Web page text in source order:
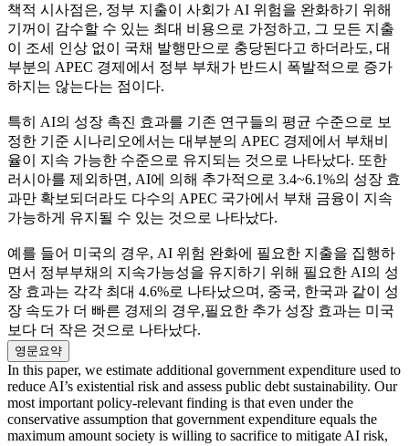
책적 시사점은, 정부 지출이 사회가 AI 위험을 완화하기 위해
기꺼이 감수할 수 있는 최대 비용으로 가정하고, 그 모든 지출
이 조세 인상 없이 국채 발행만으로 충당된다고 하더라도, 대
부분의 APEC 경제에서 정부 부채가 반드시 폭발적으로 증가
하지는 않는다는 점이다.
특히 AI의 성장 촉진 효과를 기존 연구들의 평균 수준으로 보
정한 기준 시나리오에서는 대부분의 APEC 경제에서 부채비
율이 지속 가능한 수준으로 유지되는 것으로 나타났다. 또한
러시아를 제외하면, AI에 의해 추가적으로 3.4~6.1%의 성장 효
과만 확보되더라도 다수의 APEC 국가에서 부채 금융이 지속
가능하게 유지될 수 있는 것으로 나타났다.
예를 들어 미국의 경우, AI 위험 완화에 필요한 지출을 집행하
면서 정부부채의 지속가능성을 유지하기 위해 필요한 AI의 성
장 효과는 각각 최대 4.6%로 나타났으며, 중국, 한국과 같이 성
장 속도가 더 빠른 경제의 경우,필요한 추가 성장 효과는 미국
보다 더 작은 것으로 나타났다.
영문요약
In this paper, we estimate additional government expenditure used to
reduce AI’s existential risk and assess public debt sustainability. Our
most important policy-relevant finding is that even under the
conservative assumption that government expenditure equals the
maximum amount society is willing to sacrifice to mitigate AI risk,